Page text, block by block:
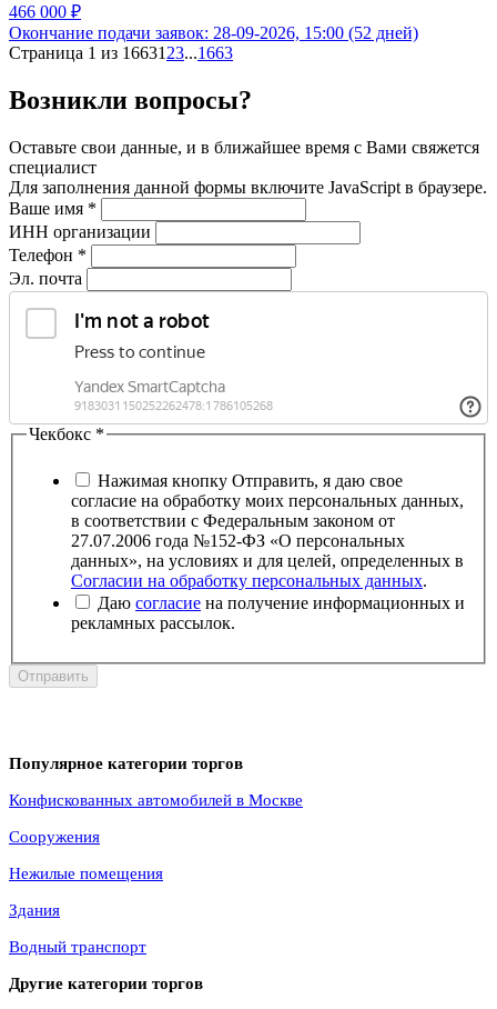
466 000 ₽
Окончание подачи заявок: 28-09-2026, 15:00 (52 дней)
Страница 1 из 16631 23...1663
Возникли вопросы?
Оставьте свои данные, и в ближайшее время с Вами свяжется
специалист
Для заполнения данной формы включите JavaScript в браузере.
Ваше имя *
ИНН организации
Телефон *
Эл. почта
Чекбокс *
Нажимая кнопку Отправить, я даю свое
согласие на обработку моих персональных данных,
в соответствии с Федеральным законом от
27.07.2006 года №152-ФЗ «О персональных
данных», на условиях и для целей, определенных в
Согласии на обработку персональных данных.
Даю согласие на получение информационных и
рекламных рассылок.
Отправить
Популярное категории торгов
Конфискованных автомобилей в Москве
Сооружения
Нежилые помещения
Здания
Водный транспорт
Другие категории торгов